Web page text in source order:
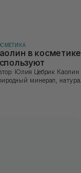
в
Юлия Цебрик Каолин в косметологии – это
минерал,